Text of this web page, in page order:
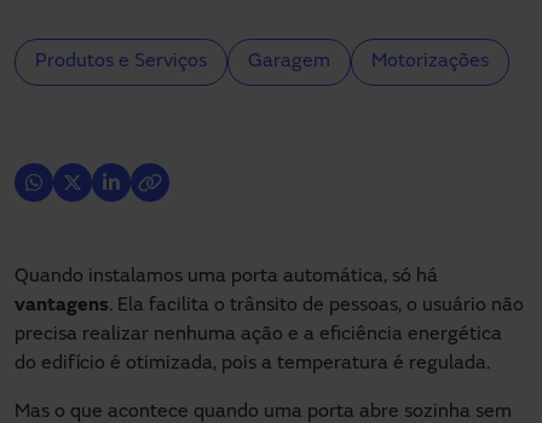
Produtos e Serviços Garagem Motorizações
Quando instalamos uma porta automática, só há
vantagens. Ela facilita o trânsito de pessoas, o usuário não
precisa realizar nenhuma ação e a eficiência energética
do edifício é otimizada, pois a temperatura é regulada.
Mas o que acontece quando uma porta abre sozinha sem